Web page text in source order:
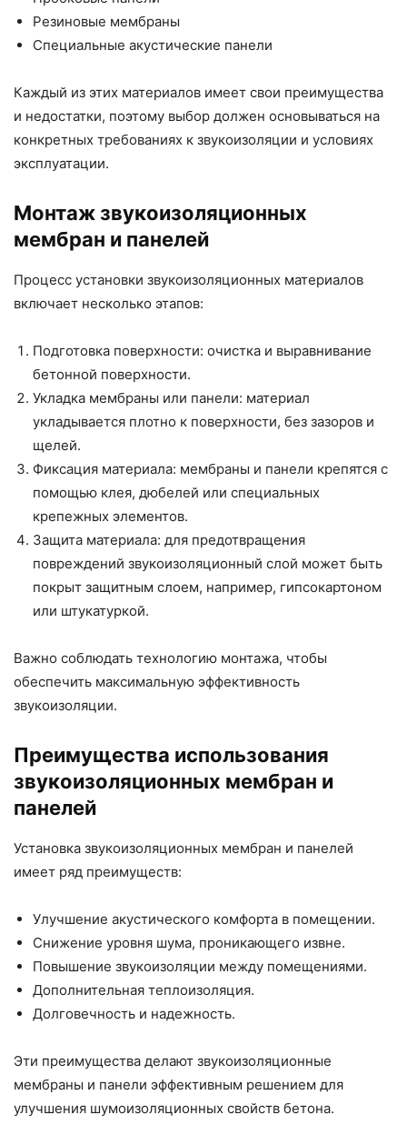
Резиновые мембраны
Специальные акустические панели
Каждый из этих материалов имеет свои преимущества
и недостатки, поэтому выбор должен основываться на
конкретных требованиях к звукоизоляции и условиях
эксплуатации.
Монтаж звукоизоляционных
мембран и панелей
Процесс установки звукоизоляционных материалов
включает несколько этапов:
Подготовка поверхности: очистка и выравнивание
бетонной поверхности.
Укладка мембраны или панели: материал
укладывается плотно к поверхности, без зазоров и
щелей.
Фиксация материала: мембраны и панели крепятся с
помощью клея, дюбелей или специальных
крепежных элементов.
Защита материала: для предотвращения
повреждений звукоизоляционный слой может быть
покрыт защитным слоем, например, гипсокартоном
или штукатуркой.
Важно соблюдать технологию монтажа, чтобы
обеспечить максимальную эффективность
звукоизоляции.
Преимущества использования
звукоизоляционных мембран и
панелей
Установка звукоизоляционных мембран и панелей
имеет ряд преимуществ:
Улучшение акустического комфорта в помещении.
Снижение уровня шума, проникающего извне.
Повышение звукоизоляции между помещениями.
Дополнительная теплоизоляция.
Долговечность и надежность.
Эти преимущества делают звукоизоляционные
мембраны и панели эффективным решением для
улучшения шумоизоляционных свойств бетона.